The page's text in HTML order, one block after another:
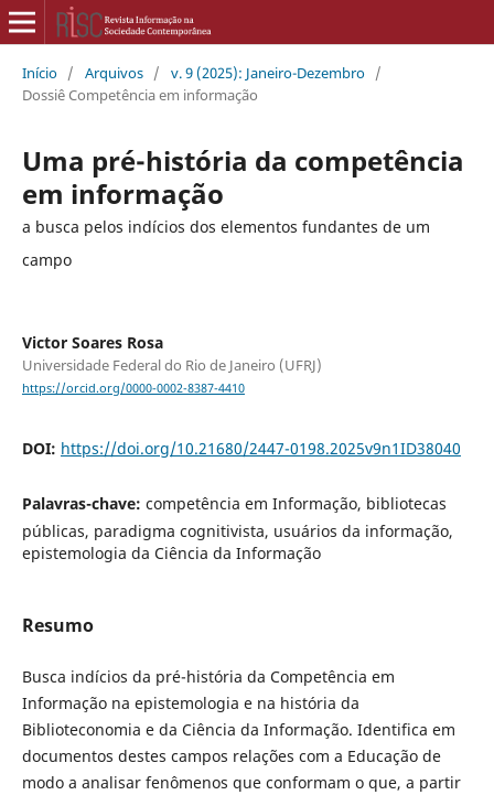
Início / Arquivos / v. 9 (2025): Janeiro-Dezembro /
Dossiê Competência em informação
Uma pré-história da competência
em informação
a busca pelos indícios dos elementos fundantes de um
campo
Victor Soares Rosa
Universidade Federal do Rio de Janeiro (UFRJ)
https://orcid.org/0000-0002-8387-4410
DOI: https://doi.org/10.21680/2447-0198.2025v9n1ID38040
Palavras-chave: competência em Informação, bibliotecas
públicas, paradigma cognitivista, usuários da informação,
epistemologia da Ciência da Informação
Resumo
Busca indícios da pré-história da Competência em
Informação na epistemologia e na história da
Biblioteconomia e da Ciência da Informação. Identifica em
documentos destes campos relações com a Educação de
modo a analisar fenômenos que conformam o que, a partir